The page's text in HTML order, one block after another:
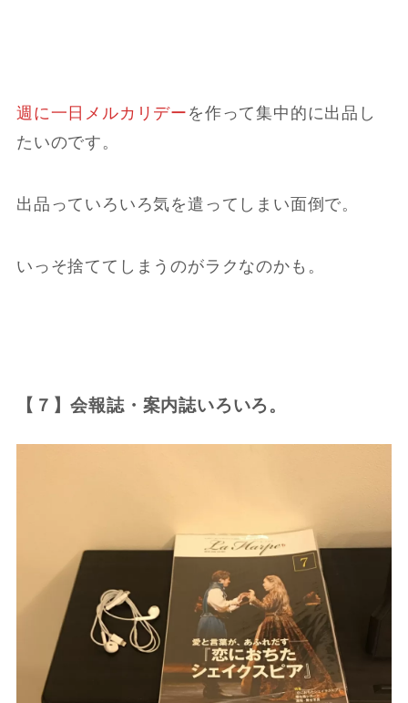
週に一日メルカリデー を作って集中的に出品し
たいのです。
出品っていろいろ気を遣ってしまい面倒で。
いっそ捨ててしまうのがラクなのかも。
【７】会報誌・案内誌いろいろ。